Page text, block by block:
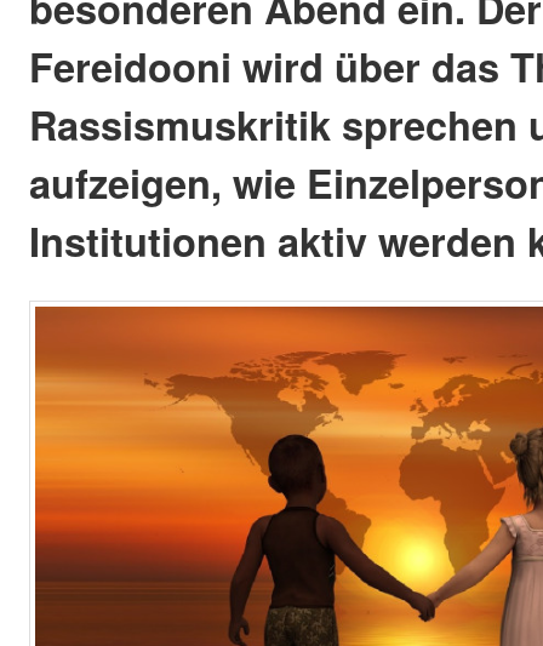
Fereidooni wird über das
Rassismuskritik sprechen
aufzeigen, wie
Institutionen aktiv werden